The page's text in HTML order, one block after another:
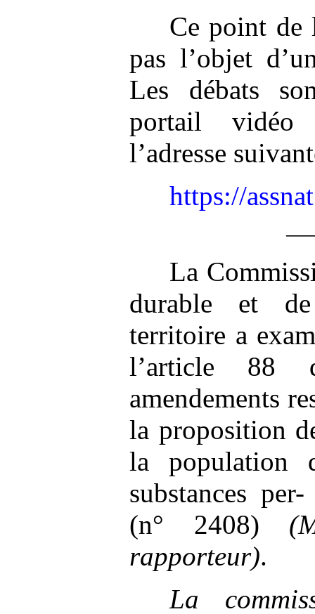
Ce point de
pas l’objet
Les débats
portail vidéo
l’adresse
https://
La
durable et de
territoire a
l’article 88
amendements
la proposition
la population
substances
(n° 2408)
rapporteur).
La